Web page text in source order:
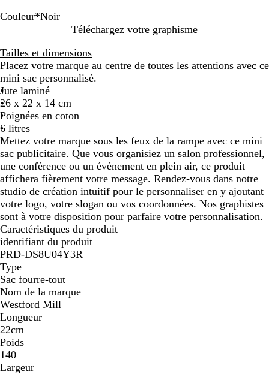
Couleur*Noir
i
r
i
s
g
r
a
p
h
i
t
e
i
g
e
i
g
e
/
r
o
u
g
e
v
i
f
i
g
e
/
n
o
i
r
i
g
e
/
v
e
r
t
f
o
r
ê
t
i
g
e
/
f
u
c
h
s
i
a
e
u
m
a
r
i
n
e
u
g
e
Téléchargez votre graphisme
Tailles et dimensions
Placez votre marque au centre de toutes les attentions avec ce
mini sac personnalisé.
Jute laminé
26 x 22 x 14 cm
Poignées en coton
6 litres
Mettez votre marque sous les feux de la rampe avec ce mini
sac publicitaire. Que vous organisiez un salon professionnel,
une conférence ou un événement en plein air, ce produit
affichera fièrement votre message. Rendez-vous dans notre
studio de création intuitif pour le personnaliser en y ajoutant
votre logo, votre slogan ou vos coordonnées. Nos graphistes
sont à votre disposition pour parfaire votre personnalisation.
Caractéristiques du produit
identifiant du produit
PRD-DS8U04Y3R
Type
Sac fourre-tout
Nom de la marque
Westford Mill
Longueur
22cm
Poids
140
Largeur